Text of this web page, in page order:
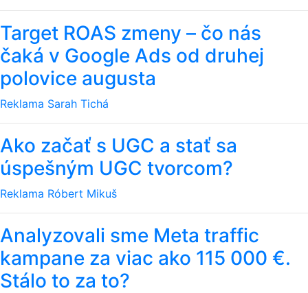
Target ROAS zmeny – čo nás
čaká v Google Ads od druhej
polovice augusta
Reklama Sarah Tichá
Ako začať s UGC a stať sa
úspešným UGC tvorcom?
Reklama Róbert Mikuš
Analyzovali sme Meta traffic
kampane za viac ako 115 000 €.
Stálo to za to?